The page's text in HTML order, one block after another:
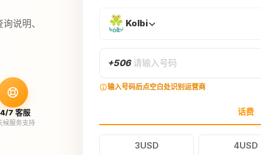
说明、
7 客服
候服务支持
Kolbi
+506 请输入号码
输入号码后点空白处识别运营商
话费
3USD
4USD